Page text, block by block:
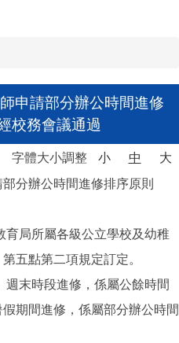
申請部分辦公時間進修
校務會議通過
字體大小調整 小 中
大
分辦公時間進修排序原則
育局所屬各級公立學校及幼稚
五點第二項規定訂定。
週末時段進修，係屬公餘時間
期間進修，係屬部分辦公時間